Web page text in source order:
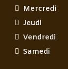
Mercredi
Jeudi
Vendredi
Samedi